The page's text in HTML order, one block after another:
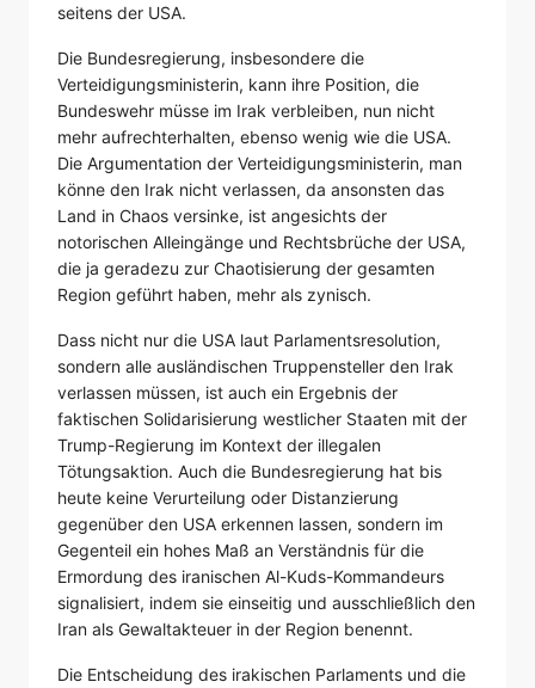
seitens der USA.
Die Bundesregierung, insbesondere die
Verteidigungsministerin, kann ihre Position, die
Bundeswehr müsse im Irak verbleiben, nun nicht
mehr aufrechterhalten, ebenso wenig wie die USA.
Die Argumentation der Verteidigungsministerin, man
könne den Irak nicht verlassen, da ansonsten das
Land in Chaos versinke, ist angesichts der
notorischen Alleingänge und Rechtsbrüche der USA,
die ja geradezu zur Chaotisierung der gesamten
Region geführt haben, mehr als zynisch.
Dass nicht nur die USA laut Parlamentsresolution,
sondern alle ausländischen Truppensteller den Irak
verlassen müssen, ist auch ein Ergebnis der
faktischen Solidarisierung westlicher Staaten mit der
Trump-Regierung im Kontext der illegalen
Tötungsaktion. Auch die Bundesregierung hat bis
heute keine Verurteilung oder Distanzierung
gegenüber den USA erkennen lassen, sondern im
Gegenteil ein hohes Maß an Verständnis für die
Ermordung des iranischen Al-Kuds-Kommandeurs
signalisiert, indem sie einseitig und ausschließlich den
Iran als Gewaltakteuer in der Region benennt.
Die Entscheidung des irakischen Parlaments und die